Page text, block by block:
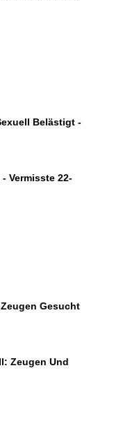
Belästigt -
Vermisste 22-
Gesucht
Zeugen Und